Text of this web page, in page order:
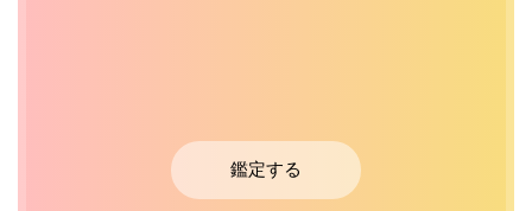
鑑定する